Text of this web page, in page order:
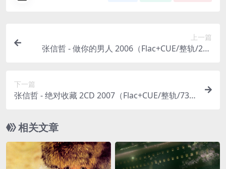
上一篇
张信哲 - 做你的男人 2006（Flac+CUE/整轨/275
下一篇
张信哲 - 绝对收藏 2CD 2007（Flac+CUE/整轨/732
相关文章